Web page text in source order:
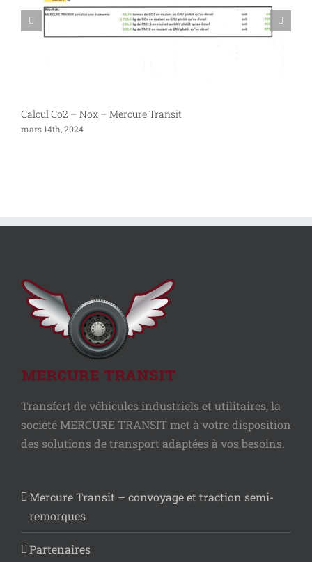
Calcul Co2 – Nox – Mercure Transit
mars 14th, 2024
Transfert de véhicules industriels et utilitaires, la
société MERCURE TRANSIT met à votre disposition
des solutions de transport adaptées à vos besoins.
Mercure Transit – convoyage et traction semi-
remorques
Partenaires